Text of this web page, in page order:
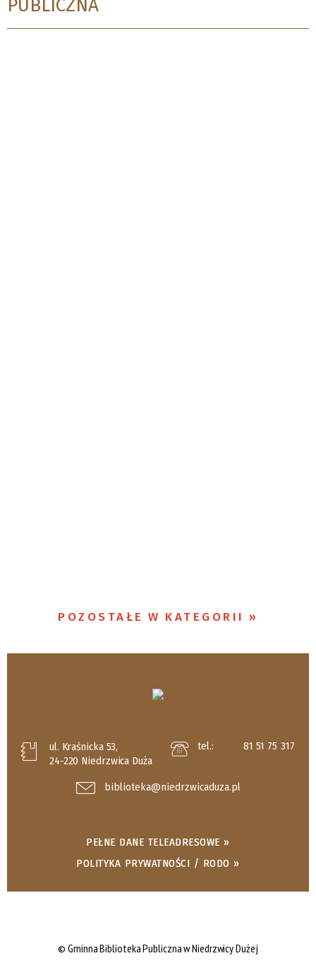
PUBLICZNA
POZOSTAŁE W KATEGORII
ul. Kraśnicka 53,
24-220 Niedrzwica Duża
tel.: 81 51 75 317
biblioteka@niedrzwicaduza.pl
PEŁNE DANE TELEADRESOWE »
POLITYKA PRYWATNOŚCI / RODO »
© Gminna Biblioteka Publiczna w Niedrzwicy Dużej